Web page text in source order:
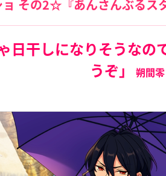
その2☆『あんさんぶるス
ゃ日干しになりそうな
うぞ」
朔間零